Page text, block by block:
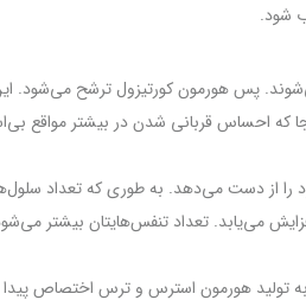
شود.
پس هورمون کورتیزول ترشح می‌شود.
که احساس قربانی شدن در بیشتر مواقع
از دست می‌دهد. به طوری که تعداد
می‌یابد. تعداد تنفس‌هایتان بیشتر
تولید هورمون استرس و ترس اختصاص پیدا